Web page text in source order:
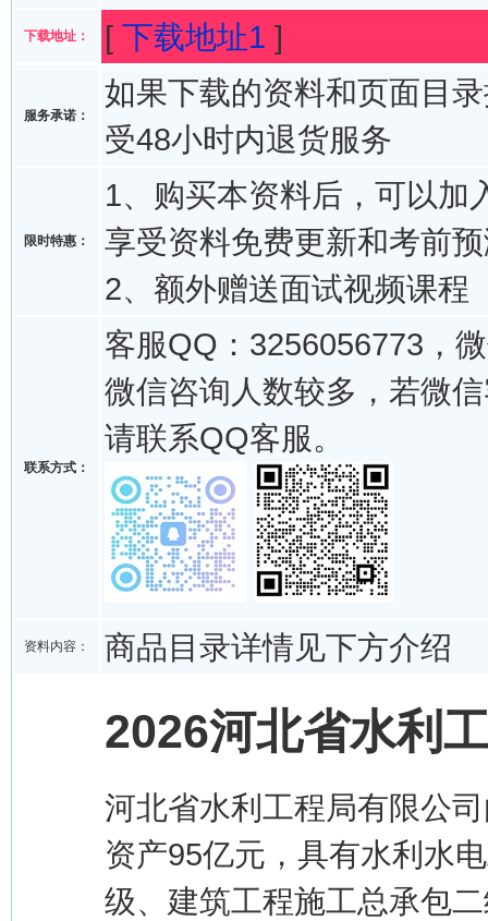
下载地址： [ 下载地址1 ]
服务承诺：
如果下载的资料和页面目
受48小时内退货服务
限时特惠：
1、购买本资料后，可以加
享受资料免费更新和考前
2、额外赠送面试视频课程
联系方式：
客服QQ：3256056773，
微信咨询人数较多，若微
请联系QQ客服。
资料内容： 商品目录详情见下方介绍
2026河北省水利
河北省水利工程局有限公
资产95亿元，具有水利水
级、建筑工程施工总承包